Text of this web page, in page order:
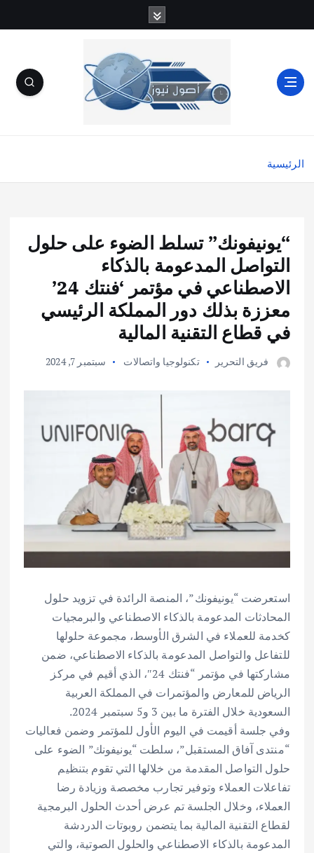
ل
الرئيسية
“يونيفونك” تسلط الضوء على حلول
التواصل المدعومة بالذكاء
الاصطناعي في مؤتمر ‘فنتك 24’
معززة بذلك دور المملكة الرئيسي
في قطاع التقنية المالية
فريق التحرير تكنولوجيا واتصالات سبتمبر 7, 2024
استعرضت “يونيفونك”، المنصة الرائدة في تزويد حلول
المحادثات المدعومة بالذكاء الاصطناعي والبرمجيات
كخدمة للعملاء في الشرق الأوسط، مجموعة حلولها
للتفاعل والتواصل المدعومة بالذكاء الاصطناعي، ضمن
مشاركتها في مؤتمر “فنتك 24″، الذي أقيم في مركز
الرياض للمعارض والمؤتمرات في المملكة العربية
السعودية خلال الفترة ما بين 3 و5 سبتمبر 2024.
وفي جلسة أقيمت في اليوم الأول للمؤتمر وضمن فعاليات
“منتدى آفاق المستقبل”، سلطت “يونيفونك” الضوء على
حلول التواصل المقدمة من خلالها التي تقوم بتنظيم
تفاعلات العملاء وتوفير تجارب مخصصة وزيادة رضا
العملاء، وخلال الجلسة تم عرض أحدث الحلول البرمجية
لقطاع التقنية المالية بما يتضمن روبوتات الدردشة
المدعومة بالذكاء الاصطناعي والحلول الصوتية، والتي